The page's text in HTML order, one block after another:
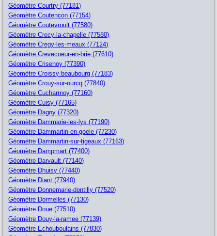
Géomètre Courtry (77181)
Géomètre Coutencon (77154)
Géomètre Coutevroult (77580)
Géomètre Crecy-la-chapelle (77580)
Géomètre Cregy-les-meaux (77124)
Géomètre Crevecoeur-en-brie (77610)
Géomètre Crisenoy (77390)
Géomètre Croissy-beaubourg (77183)
Géomètre Crouy-sur-ourcq (77840)
Géomètre Cucharmoy (77160)
Géomètre Cuisy (77165)
Géomètre Dagny (77320)
Géomètre Dammarie-les-lys (77190)
Géomètre Dammartin-en-goele (77230)
Géomètre Dammartin-sur-tigeaux (77163)
Géomètre Dampmart (77400)
Géomètre Darvault (77140)
Géomètre Dhuisy (77440)
Géomètre Diant (77940)
Géomètre Donnemarie-dontilly (77520)
Géomètre Dormelles (77130)
Géomètre Doue (77510)
Géomètre Douy-la-ramee (77139)
Géomètre Echouboulains (77830)